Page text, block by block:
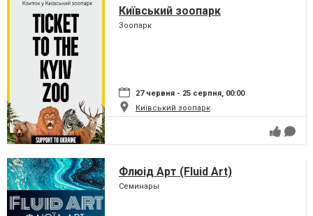
Київський зоопарк
Зоопарк
27 червня - 25 серпня, 00:00
Київський зоопарк
Флюід Арт (Fluid Art)
Семинары